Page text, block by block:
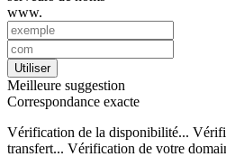
www.
Utiliser
Meilleure suggestion
Correspondance exacte
Vérification de la disponibilité...
transfert... Vérification de votre